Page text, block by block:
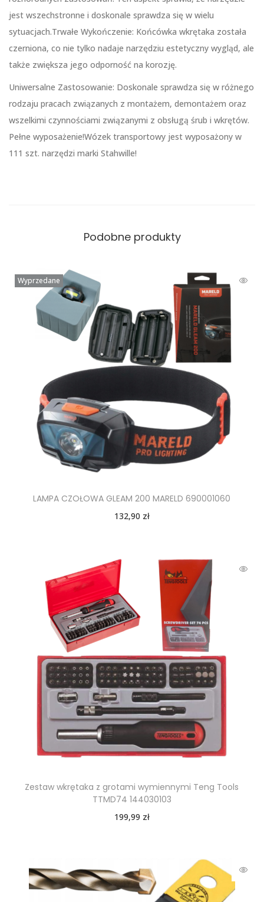
jest wszechstronne i doskonale sprawdza się w wielu
sytuacjach.Trwałe Wykończenie: Końcówka wkrętaka została
czerniona, co nie tylko nadaje narzędziu estetyczny wygląd, ale
także zwiększa jego odporność na korozję.
Uniwersalne Zastosowanie: Doskonale sprawdza się w różnego
rodzaju pracach związanych z montażem, demontażem oraz
wszelkimi czynnościami związanymi z obsługą śrub i wkrętów.
Pełne wyposażenie!Wózek transportowy jest wyposażony w
111 szt. narzędzi marki Stahwille!
Podobne produkty
Wyprzedane
LAMPA CZOŁOWA GLEAM 200 MARELD 690001060
132,90 zł
Zestaw wkrętaka z grotami wymiennymi Teng Tools
TTMD74 144030103
199,99 zł